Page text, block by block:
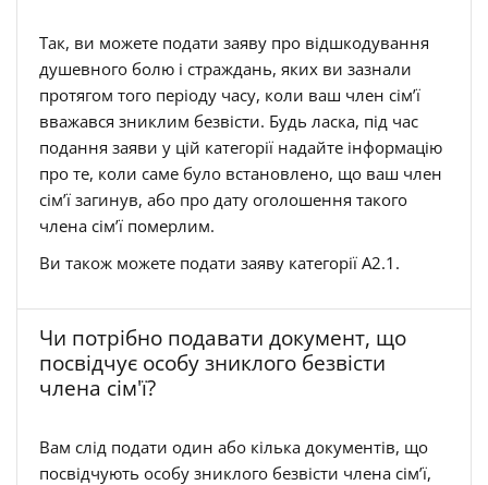
Так, ви можете подати заяву про відшкодування
душевного болю і страждань, яких ви зазнали
протягом того періоду часу, коли ваш член сім’ї
вважався зниклим безвісти. Будь ласка, під час
подання заяви у цій категорії надайте інформацію
про те, коли саме було встановлено, що ваш член
сім’ї загинув, або про дату оголошення такого
члена сім’ї померлим.
Ви також можете подати заяву категорії А2.1.
Чи потрібно подавати документ, що
посвідчує особу зниклого безвісти
члена сім'ї?
Вам слід подати один або кілька документів, що
посвідчують особу зниклого безвісти члена сім’ї,